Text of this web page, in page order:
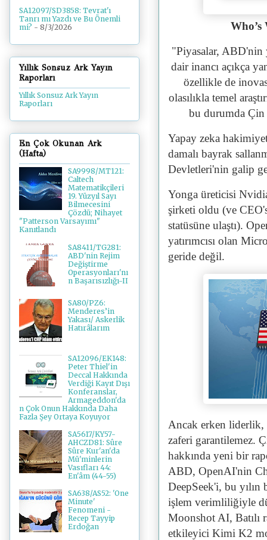
"Piyasalar, ABD'nin
dair inancı açıkça
özellikle de
olasılıkla temel
bu durumda
Yapay zeka
damalı bayrak
Devletleri'nin galip
Yonga üreticisi
şirketi oldu (ve
statüsüne ulaştı).
yatırımcısı olan
geride değil.
Ancak erken
zaferi garantilemez.
hakkında yeni bir
ABD, OpenAI'nin
DeepSeek'i, bu
işlem verimliliğiyle
Moonshot AI, Batılı
etkileyici Kimi K2
SA12097/SD3858: Tevrat'ı
Tanrı mı Yazdı ve Bu Önemli
mi? - 8/3/2026
Yıllık Sonsuz Ark Yayın
Raporları
Yıllık Sonsuz Ark Yayın
Raporları
En Çok Okunan Ark
(Hafta)
SA9998/MT121:
Caltech
Matematikçileri
19. Yüzyıl Sayı
Bilmecesini
Çözdü; Nihayet
"Patterson Varsayımı"
Kanıtlandı
SA8411/TG281:
ABD'nin Rejim
Değiştirme
Operasyonları'nı
n Başarısızlığı-II
SA80/PZ6:
Menderes’in
Yakası/ Askerlik
Hatırâlarım
SA12096/EK148:
Peter Thiel'in
Deccal Hakkında
Verdiği Kayıt Dışı
Konferanslar,
Armageddon'da
n Çok Onun Hakkında Daha
Fazla Şey Ortaya Koyuyor
SA5617/KY57-
AHCZD81: Sûre
Sûre Kur'an'da
Mü'minlerin
Vasıfları 44:
En'âm (44-55)
SA638/AS52: 'One
Minute'
Fenomeni -
Recep Tayyip
Erdoğan